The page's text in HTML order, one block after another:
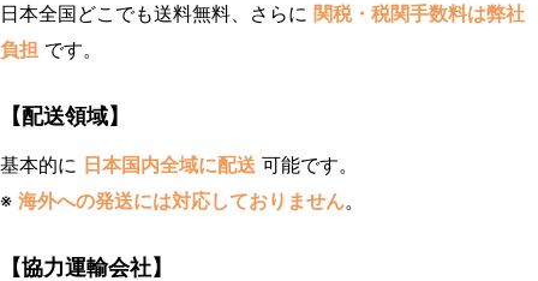
日本全国どこでも送料無料、さらに 関税・税関手数料は弊社
負担 です。
【配送領域】
基本的に 日本国内全域に配送 可能です。
※ 海外への発送には対応しておりません。
【協力運輸会社】